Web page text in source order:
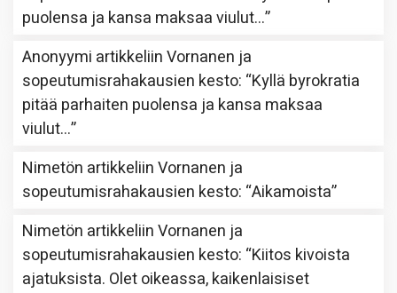
puolensa ja kansa maksaa viulut…”
Anonyymi artikkeliinVornanen ja
sopeutumisrahakausien kesto: “Kyllä byrokratia
pitää parhaiten puolensa ja kansa maksaa
viulut…”
Nimetön artikkeliinVornanen ja
sopeutumisrahakausien kesto: “Aikamoista”
Nimetön artikkeliinVornanen ja
sopeutumisrahakausien kesto: “Kiitos kivoista
ajatuksista. Olet oikeassa, kaikenlaisiset